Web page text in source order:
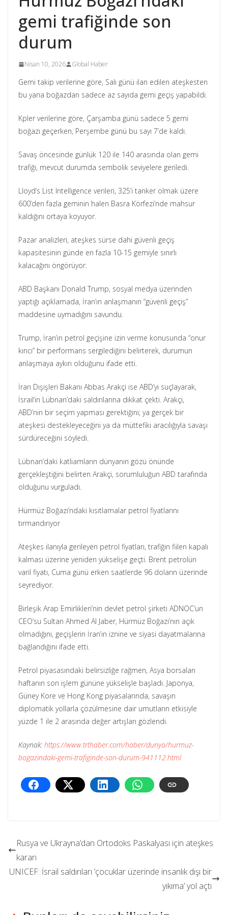
gemi trafiğinde son
durum
Nisan 10, 2026 Global Haber
Gemi takip verilerine göre, Salı günü ilan edilen ateşkesten
bu yana boğazdan sadece az sayıda gemi geçiş yapabildi.
Kpler verilerine göre, Çarşamba günü sadece 5 gemi
boğazı geçerken, Perşembe günü bu sayı 7’de kaldı.
Savaş öncesinde günlük 120 ile 140 arasında olan gemi
trafiği, mevcut durumda sembolik seviyelere geriledi.
Lloyd’s List Intelligence verileri, 325’i tanker olmak üzere
600’den fazla geminin halen Basra Körfezi’nde mahsur
kaldığını ortaya koyuyor.
Pazar analizleri, ateşkes sürse dahi güvenli geçiş
kapasitesinin günde en fazla 10-15 gemiyle sınırlı
kalacağını öngörüyor.
ABD Başkanı Donald Trump, sosyal medya üzerinden
yaptığı açıklamada, İran’ın anlaşmanın “güvenli geçiş”
maddesine uymadığını savundu.
Trump, İran’ın petrol geçişine izin verme konusunda “onur
kırıcı” bir performans sergilediğini belirterek, durumun
anlaşmaya aykırı olduğunu ifade etti.
İran Dışişleri Bakanı Abbas Arakçi ise ABD’yi suçlayarak,
İsrail’in Lübnan’daki saldırılarına dikkat çekti. Arakçi,
ABD’nin bir seçim yapması gerektiğini; ya gerçek bir
ateşkesi destekleyeceğini ya da müttefiki aracılığıyla savaşı
sürdüreceğini söyledi.
Lübnan’daki katliamların dünyanın gözü önünde
gerçekleştiğini belirten Arakçi, sorumluluğun ABD tarafında
olduğunu vurguladı.
Hürmüz Boğazı’ndaki kısıtlamalar petrol fiyatlarını
tırmandırıyor
Ateşkes ilanıyla gerileyen petrol fiyatları, trafiğin fiilen kapalı
kalması üzerine yeniden yükselişe geçti. Brent petrolün
varil fiyatı, Cuma günü erken saatlerde 96 doların üzerinde
seyrediyor.
Birleşik Arap Emirlikleri’nin devlet petrol şirketi ADNOC’un
CEO’su Sultan Ahmed Al Jaber, Hürmüz Boğazı’nın açık
olmadığını, geçişlerin İran’ın iznine ve siyasi dayatmalarına
bağlandığını ifade etti.
Petrol piyasasındaki belirsizliğe rağmen, Asya borsaları
haftanın son işlem gününe yükselişle başladı. Japonya,
Güney Kore ve Hong Kong piyasalarında, savaşın
diplomatik yollarla çözülmesine dair umutların etkisiyle
yüzde 1 ile 2 arasında değer artışları gözlendi.
Kaynak: https://www.trthaber.com/haber/dunya/hurmuz-
bogazindaki-gemi-trafiginde-son-durum-941112.html
Rusya ve Ukrayna’dan Ortodoks Paskalyası için ateşkes
kararı
UNICEF: İsrail saldırıları ‘çocuklar üzerinde insanlık dışı bir
yıkıma’ yol açtı